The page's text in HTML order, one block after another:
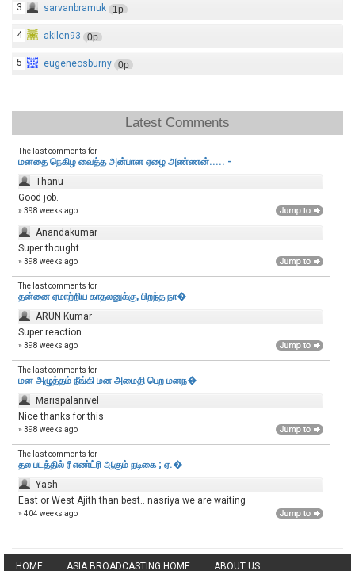
3 sarvanbramuk 1p
4 akilen93 0p
5 eugeneosburny 0p
Latest Comments
The last comments for
மனதை நெகிழ வைத்த அன்பான ஏழை அண்ணன்..... -
Thanu
Good job.
» 398 weeks ago
Anandakumar
Super thought
» 398 weeks ago
The last comments for
தன்னை ஏமாற்றிய காதலனுக்கு, பிறந்த நா�
ARUN Kumar
Super reaction
» 398 weeks ago
The last comments for
மன அழுத்தம் நீங்கி மன அமைதி பெற‌ மனந�
Marispalanivel
Nice thanks for this
» 398 weeks ago
The last comments for
தல படத்தில் ரீ எண்ட்ரி ஆகும் நடிகை ; ஏ.�
Yash
East or West Ajith than best.. nasriya we are waiting
» 404 weeks ago
HOME ASIA BROADCASTING HOME ABOUT US